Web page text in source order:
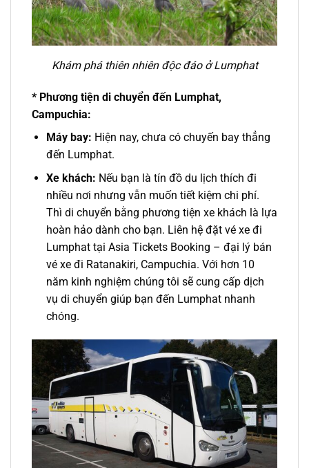
Khám phá thiên nhiên độc đáo ở Lumphat
* Phương tiện di chuyển đến Lumphat,
Campuchia:
Máy bay: Hiện nay, chưa có chuyến bay thẳng
đến Lumphat.
Xe khách: Nếu bạn là tín đồ du lịch thích đi
nhiều nơi nhưng vẫn muốn tiết kiệm chi phí.
Thì di chuyển bằng phương tiện xe khách là lựa
hoàn hảo dành cho bạn. Liên hệ đặt vé xe đi
Lumphattại Asia Tickets Booking – đại lý bán
vé xe đi Ratanakiri, Campuchia. Với hơn 10
năm kinh nghiệm chúng tôi sẽ cung cấp dịch
vụ di chuyển giúp bạn đến Lumphat nhanh
chóng.